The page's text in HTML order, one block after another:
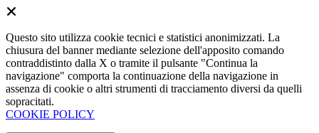
Questo sito utilizza cookie tecnici e statistici anonimizzati. La
chiusura del banner mediante selezione dell'apposito comando
contraddistinto dalla X o tramite il pulsante "Continua la
navigazione" comporta la continuazione della navigazione in
assenza di cookie o altri strumenti di tracciamento diversi da quelli
sopracitati.
COOKIE POLICY